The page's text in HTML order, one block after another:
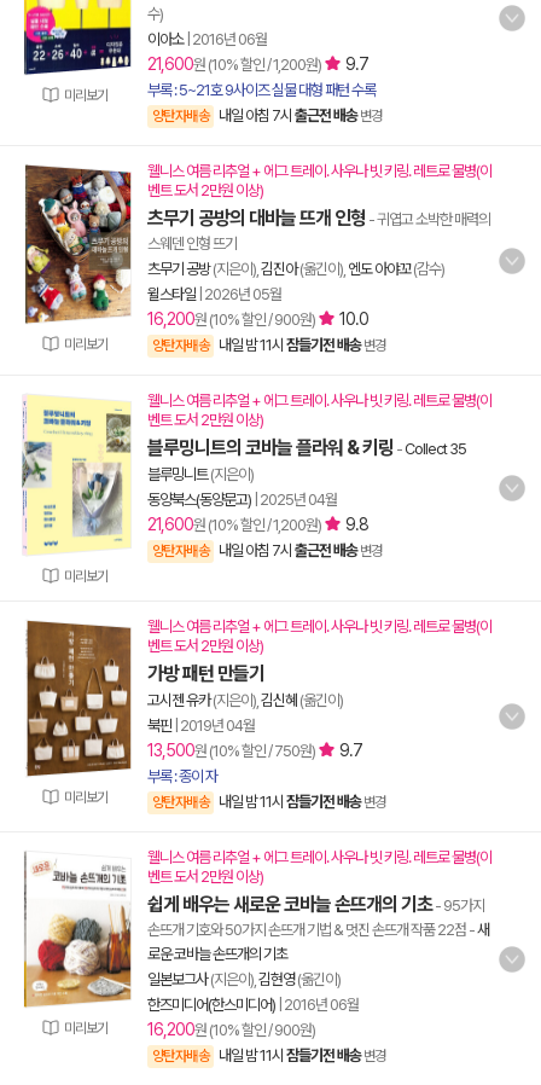
미리보기
수)
이아소| 2016년 06월
21,600원 (10% 할인 / 1,200원) 9.7
부록 : 5~21호 9사이즈 실물 대형 패턴 수록
양탄자배송 내일 아침 7시 출근전 배송 변경
미리보기
웰니스 여름 리추얼 + 에그 트레이. 사우나 빗 키링. 레트로 물병(이
벤트 도서 2만원 이상)
츠무기 공방의 대바늘 뜨개 인형 - 귀엽고 소박한 매력의
스웨덴 인형 뜨기
츠무기 공방(지은이), 김진아(옮긴이), 엔도 아야꼬(감수)
윌스타일 2026년 05월
16,200원 (10% 할인 / 900원) 10.0
양탄자배송 내일 밤 11시 잠들기전 배송 변경
미리보기
웰니스 여름 리추얼 + 에그 트레이. 사우나 빗 키링. 레트로 물병(이
벤트 도서 2만원 이상)
블루밍니트의 코바늘 플라워 & 키링 -Collect 35
블루밍니트(지은이)
동양북스(동양문고) 2025년 04월
21,600원 (10% 할인 / 1,200원) 9.8
양탄자배송 내일 아침 7시 출근전 배송 변경
미리보기
웰니스 여름 리추얼 + 에그 트레이. 사우나 빗 키링. 레트로 물병(이
벤트 도서 2만원 이상)
가방 패턴 만들기
고시젠 유카(지은이), 김신혜 (옮긴이)
북핀 2019년 04월
13,500원 (10% 할인 / 750원) 9.7
부록 : 종이 자
양탄자배송 내일 밤 11시 잠들기전 배송 변경
미리보기
웰니스 여름 리추얼 + 에그 트레이. 사우나 빗 키링. 레트로 물병(이
벤트 도서 2만원 이상)
쉽게 배우는 새로운 코바늘 손뜨개의 기초- 95가지
손뜨개 기호와 50가지 손뜨개 기법 & 멋진 손뜨개 작품 22점 -새
로운 코바늘 손뜨개의 기초
일본보그사(지은이), 김현영(옮긴이)
한즈미디어(한스미디어) 2016년 06월
16,200원 (10% 할인 / 900원)
양탄자배송 내일 밤 11시 잠들기전 배송 변경